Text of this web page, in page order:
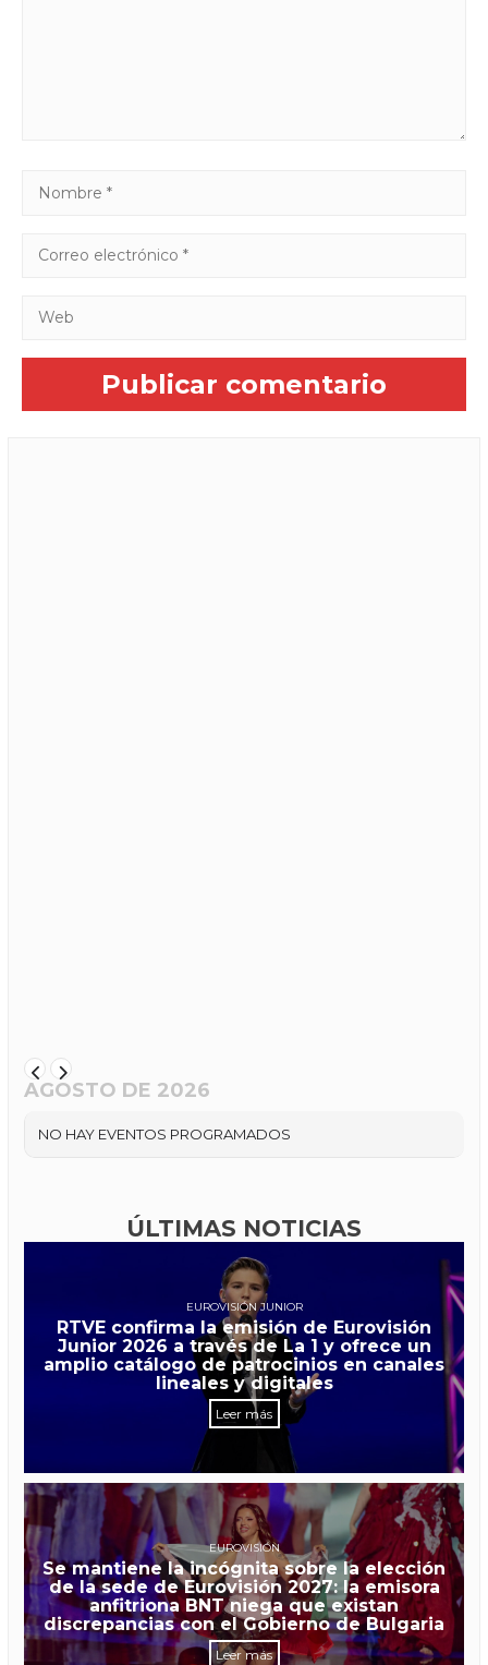
AGOSTO DE 2026
NO HAY EVENTOS PROGRAMADOS
ÚLTIMAS NOTICIAS
EUROVISIÓN JUNIOR
RTVE confirma la emisión de Eurovisión
Junior 2026 a través de La 1 y ofrece un
amplio catálogo de patrocinios en canales
lineales y digitales
Leer más
EUROVISIÓN
Se mantiene la incógnita sobre la elección
de la sede de Eurovisión 2027: la emisora
anfitriona BNT niega que existan
discrepancias con el Gobierno de Bulgaria
Leer más